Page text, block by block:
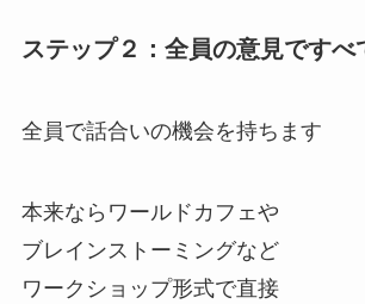
ステップ２：全員の意見ですべ
全員で話合いの機会を持ちます
本来ならワールドカフェや
ブレインストーミングなど
ワークショップ形式で直接